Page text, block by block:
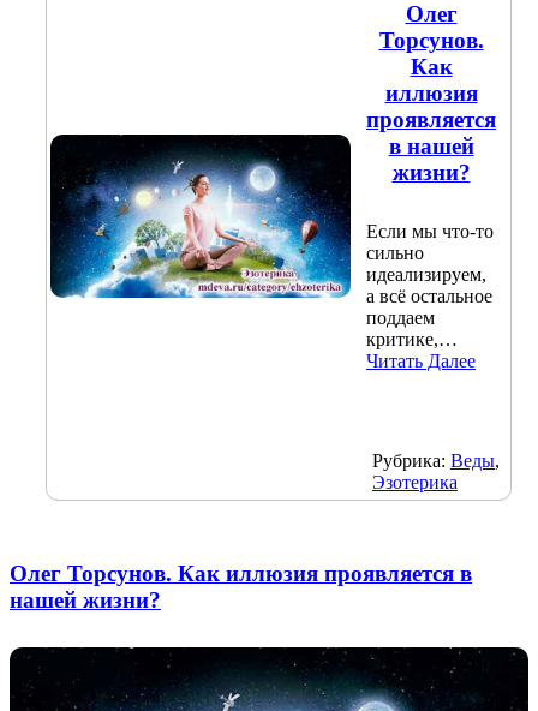
Олег
Торсунов.
Как
иллюзия
проявляется
в нашей
жизни?
Если мы что-то
сильно
идеализируем,
а всё остальное
поддаем
критике,…
Читать Далее
Рубрика: Веды,
Эзотерика
Олег Торсунов. Как иллюзия проявляется в
нашей жизни?